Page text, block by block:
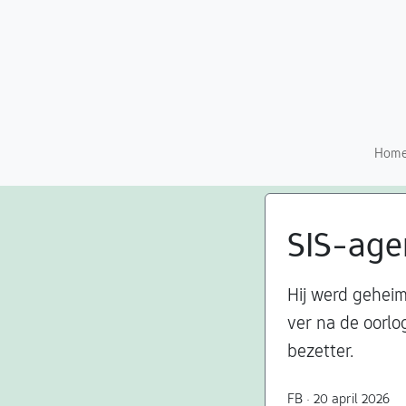
SIS-
Hij werd
ver na de
bezetter.
FB · 20 april 2026